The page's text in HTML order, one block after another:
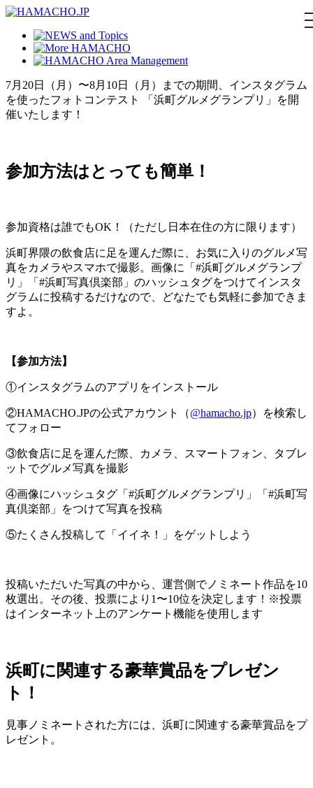
7月20日（月）〜8月10日（月）までの期間、インスタグラム
を使ったフォトコンテスト 「浜町グルメグランプリ」を開
催いたします！
参加方法はとっても簡単！
参加資格は誰でもOK！（ただし日本在住の方に限ります）
浜町界隈の飲食店に足を運んだ際に、お気に入りのグルメ写
真をカメラやスマホで撮影。画像に「#浜町グルメグランプ
リ」「#浜町写真倶楽部」のハッシュタグをつけてインスタ
グラムに投稿するだけなので、どなたでも気軽に参加できま
すよ。
【参加方法】
①インスタグラムのアプリをインストール
②HAMACHO.JPの公式アカウント（@hamacho.jp）を検索し
てフォロー
③飲食店に足を運んだ際、カメラ、スマートフォン、タブレ
ットでグルメ写真を撮影
④画像にハッシュタグ「#浜町グルメグランプリ」「#浜町写
真倶楽部」をつけて写真を投稿
⑤たくさん投稿して「イイネ！」をゲットしよう
投稿いただいた写真の中から、運営側でノミネート作品を10
枚選出。その後、投票により1〜10位を決定します！※投票
はインターネット上のアンケート機能を使用します
浜町に関連する豪華賞品をプレゼン
ト！
見事ノミネートされた方には、浜町に関連する豪華賞品をプ
レゼント。